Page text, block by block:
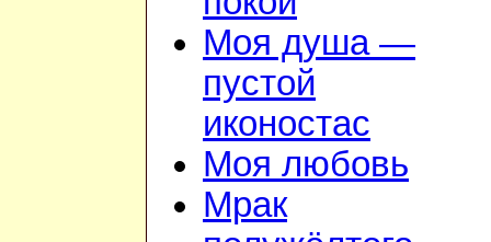
Моя душа —
пустой
иконостас
Моя любовь
Мрак